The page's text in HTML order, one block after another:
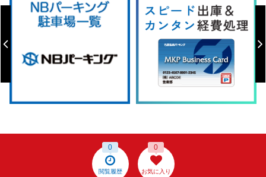
閲覧履歴
0
お気に入り
0